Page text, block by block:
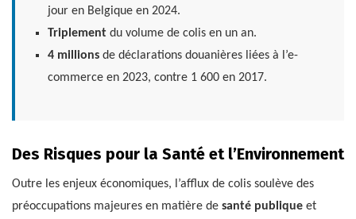
jour en Belgique en 2024.
Triplementdu volume de colis en un an.
4 millionsde déclarations douanières liées à l’e-
commerce en 2023, contre 1 600 en 2017.
Des Risques pour la Santé et l’Environnement
Outre les enjeux économiques, l’afflux de colis soulève des
préoccupations majeures en matière de santé publique et